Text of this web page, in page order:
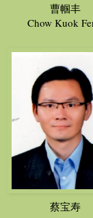
曹帼丰
Chow Kuok
蔡宝寿